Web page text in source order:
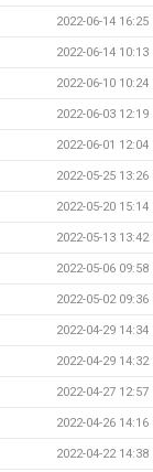
2022-06-14 16:25
2022-06-14 10:13
2022-06-10 10:24
2022-06-03 12:19
2022-06-01 12:04
2022-05-25 13:26
2022-05-20 15:14
2022-05-13 13:42
2022-05-06 09:58
2022-05-02 09:36
2022-04-29 14:34
2022-04-29 14:32
2022-04-27 12:57
2022-04-26 14:16
2022-04-22 14:38